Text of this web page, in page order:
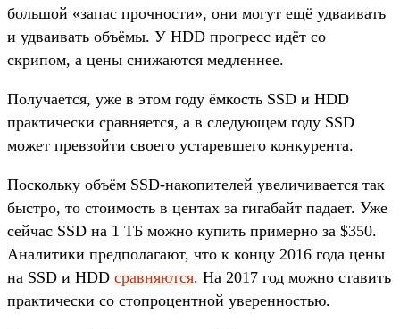
большой «запас прочности», они могут ещё удваивать
и удваивать объёмы. У HDD прогресс идёт со
скрипом, а цены снижаются медленнее.
Получается, уже в этом году ёмкость SSD и HDD
практически сравняется, а в следующем году SSD
может превзойти своего устаревшего конкурента.
Поскольку объём SSD-накопителей увеличивается так
быстро, то стоимость в центах за гигабайт падает. Уже
сейчас SSD на 1 ТБ можно купить примерно за $350.
Аналитики предполагают, что к концу 2016 года цены
на SSD и HDD сравняются. На 2017 год можно ставить
практически со стопроцентной уверенностью.